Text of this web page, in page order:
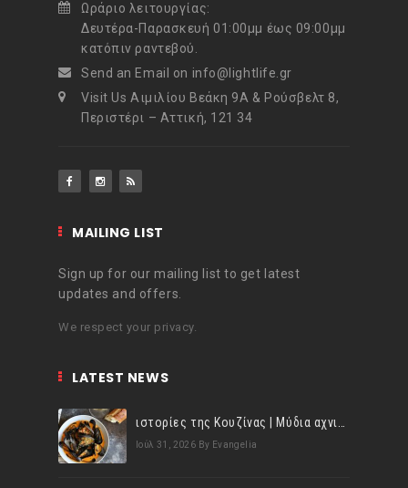
Ωράριο λειτουργίας:
Δευτέρα-Παρασκευή 01:00μμ έως 09:00μμ
κατόπιν ραντεβού.
Send an Email on info@lightlife.gr
Visit Us Αιμιλίου Βεάκη 9Α & Ρούσβελτ 8,
Περιστέρι – Αττική, 121 34
MAILING LIST
Sign up for our mailing list to get latest
updates and offers.
We respect your privacy.
LATEST NEWS
Ιούλ 31, 2026 By Evangelia